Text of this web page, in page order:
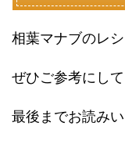
相葉マナブのレ
ぜひご参考にして
最後までお読み